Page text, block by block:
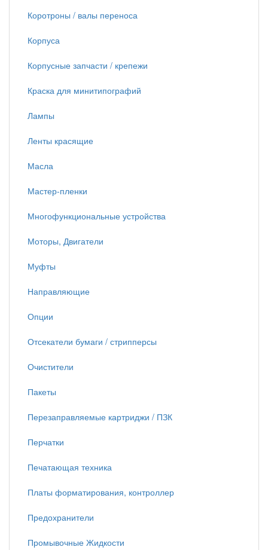
Коротроны / валы переноса
Корпуса
Корпусные запчасти / крепежи
Краска для минитипографий
Лампы
Ленты красящие
Масла
Мастер-пленки
Многофункциональные устройства
Моторы, Двигатели
Муфты
Направляющие
Опции
Отсекатели бумаги / стрипперсы
Очистители
Пакеты
Перезаправляемые картриджи / ПЗК
Перчатки
Печатающая техника
Платы форматирования, контроллер
Предохранители
Промывочные Жидкости